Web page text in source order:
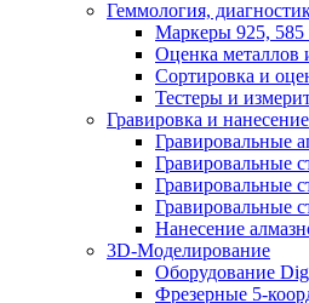
Геммология,
Маркеры 925, 585
Оценка металлов
Сортировка и
Тестеры и
Гравировка и
Гравировальные
Гравировальные
Гравировальные
Гравировальные
Нанесение
3D-Моделирование
Оборудование
Фрезерные 5-